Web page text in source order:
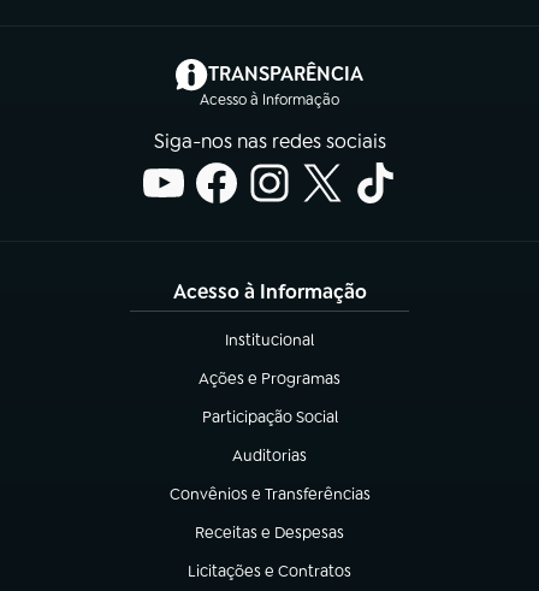
TRANSPARÊNCIA
Acesso à Informação
(abre em nova aba)
Siga-nos nas redes sociais
Acesso à Informação
Institucional
(abre em nova aba)
Ações e Programas
(abre em nova aba)
Participação Social
(abre em nova aba)
Auditorias
(abre em nova aba)
Convênios e Transferências
(abre em nova aba)
Receitas e Despesas
(abre em nova aba)
Licitações e Contratos
(abre em nova aba)